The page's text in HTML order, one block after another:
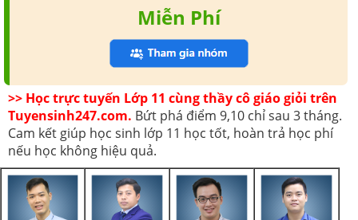
Miễn Phí
>> Học trực tuyến Lớp 11 cùng thầy cô giáo giỏi trên
Tuyensinh247.com. Bứt phá điểm 9,10 chỉ sau 3 tháng.
Cam kết giúp học sinh lớp 11 học tốt, hoàn trả học phí
nếu học không hiệu quả.